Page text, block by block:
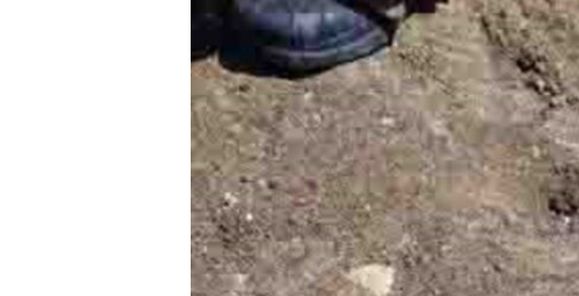
КРЫМ.НЕПОКОРЕННЫЙ
УКРАИНСКАЯ ПРОБЛЕМА КРЫМА